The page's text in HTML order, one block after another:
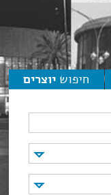
חיפוש יוצרים